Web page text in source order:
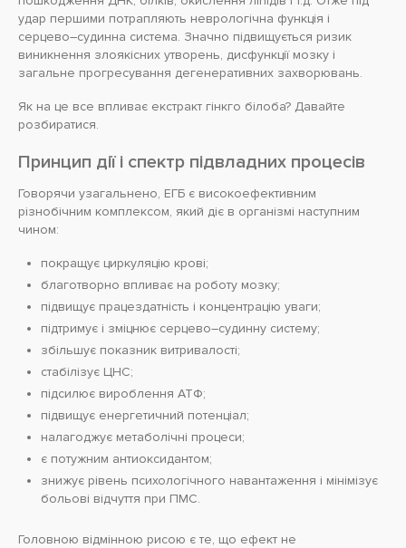
удар першими потрапляють неврологічна функція і
серцево–судинна система. Значно підвищується ризик
виникнення злоякісних утворень, дисфункції мозку і
загальне прогресування дегенеративних захворювань.
Як на це все впливає екстракт гінкго білоба? Давайте
розбиратися.
Принцип дії і спектр підвладних процесів
Говорячи узагальнено, ЕГБ є високоефективним
різнобічним комплексом, який діє в організмі наступним
чином:
покращує циркуляцію крові;
благотворно впливає на роботу мозку;
підвищує працездатність і концентрацію уваги;
підтримує і зміцнює серцево–судинну систему;
збільшує показник витривалості;
стабілізує ЦНС;
підсилює вироблення АТФ;
підвищує енергетичний потенціал;
налагоджує метаболічні процеси;
є потужним антиоксидантом;
знижує рівень психологічного навантаження і мінімізує
больові відчуття при ПМС.
Головною відмінною рисою є те, що ефект не